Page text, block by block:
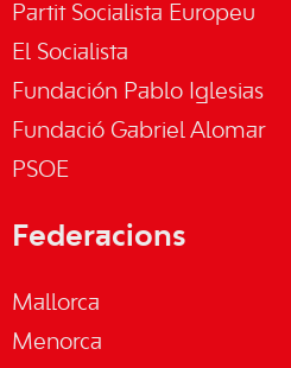
Partit Socialista Europeu
El Socialista
Fundación Pablo Iglesias
Fundació Gabriel Alomar
PSOE
Federacions
Mallorca
Menorca